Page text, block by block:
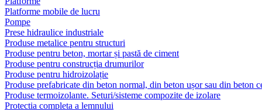
Platforme mobile de lucru
Pompe
Prese hidraulice industriale
Produse metalice pentru structuri
Produse pentru beton, mortar și pastă de ciment
Produse pentru construcția drumurilor
Produse pentru hidroizolație
Produse prefabricate din beton normal, din beton ușor sau din beton
Produse termoizolante. Seturi/sisteme compozite de izolare
Protectia completa a lemnului